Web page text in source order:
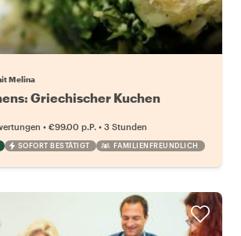
Melina
Griechischer Kuchen
• €99.00 p.P. • 3 Stunden
SOFORT BESTÄTIGT FAMILIENFREUNDLICH